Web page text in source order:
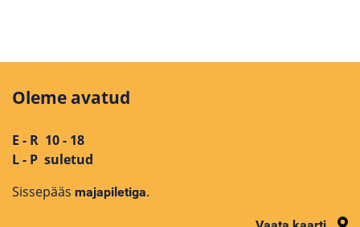
Oleme avatud
E - R 10 - 18
L - P suletud
Sissepääs majapiletiga.